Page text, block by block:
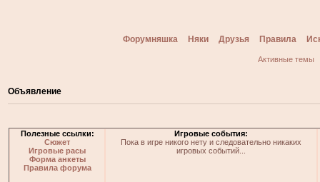
Форумняшка Няки Друзья Правила
Активные темы
Объявление
Полезные ссылки:
Сюжет
Игровые расы
Форма анкеты
Правила форума
Игровые события:
Пока в игре никого нету и следовательно никаких
игровых событий...